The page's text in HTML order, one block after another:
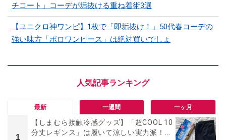
チコート」コーデが垢抜ける重ね着術3選
【ユニクロ神ワンピ】1枚で「即垢抜け！」50代春コーデの
強い味方「ポロワンピース」は絶対買いでしょ
最新 一週間 一ヶ月
1
【しまむら接触冷感グッズ】「超COOL 10
分丈レギンス」は履いて涼しい実力派！...